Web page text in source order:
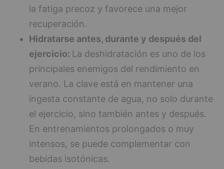
la fatiga precoz y favorece una mejor
recuperación.
Hidratarse antes, durante y después del
ejercicio: La deshidratación es uno de los
principales enemigos del rendimiento en
verano. La clave está en mantener una
ingesta constante de agua, no solo durante
el ejercicio, sino también antes y después.
En entrenamientos prolongados o muy
intensos, se puede complementar con
bebidas isotónicas.